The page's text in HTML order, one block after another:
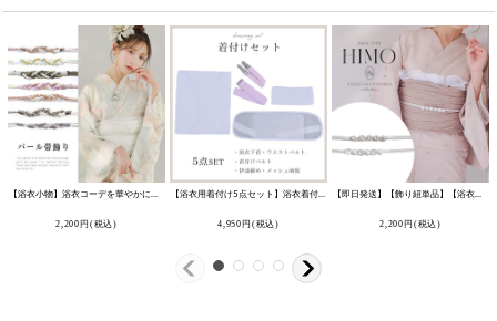
[HIMO-900-yn]
2,200 円 (税込)
KSET-001-ok-W
4,950 円 (税込) 2,200 円 (税込)